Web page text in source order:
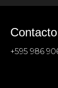
Contacto
+595 986